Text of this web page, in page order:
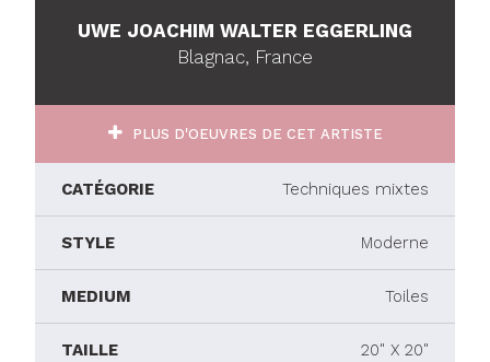
UWE JOACHIM WALTER EGGERLING
Blagnac, France
PLUS D'OEUVRES DE CET ARTISTE
CATÉGORIE Techniques mixtes
STYLE Moderne
MEDIUM Toiles
TAILLE 20" X 20"